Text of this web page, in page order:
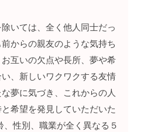
いては、全く他人同士だっ
からの親友のような気持ち
互いの欠点や長所、夢や希
、新しいワクワクする友情
夢に気づき、これからの人
希望を発見していただいた
、性別、職業が全く異なる５